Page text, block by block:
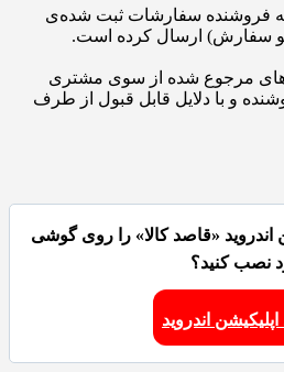
که فروشنده سفارشات ثبت شده‌ی
سفارش) ارسال کرده است.
مرجوع شده از سوی مشتری
و با دلایل قابل قبول از طرف
اندروید «قاصد کالا» را روی گوشی
نصب کنید؟
اپلیکیشن اندروید